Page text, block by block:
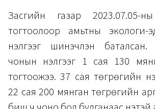
Засгийн газар 2023.07.05-
тогтоолоор амьтны экологи-
үнэлгээг шинэчлэн баталсан.
чонын үнэлгээг 1 сая 130
тогтоожээ. 37 сая төгрөгийн
22 сая 200 мянган төгрөгийн